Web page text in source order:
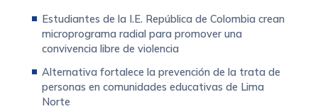
Estudiantes de la I.E. República de Colombia crean
microprograma radial para promover una
convivencia libre de violencia
Alternativa fortalece la prevención de la trata de
personas en comunidades educativas de Lima
Norte